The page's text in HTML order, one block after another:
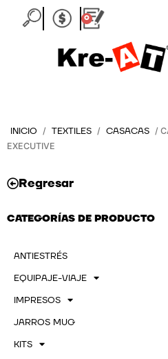
0
Carrito
INICIO / TEXTILES / CASACAS /
EXECUTIVE
Regresar
CATEGORÍAS DE PRODUCTO
ANTIESTRÉS
EQUIPAJE-VIAJE
IMPRESOS
JARROS MUG
KITS